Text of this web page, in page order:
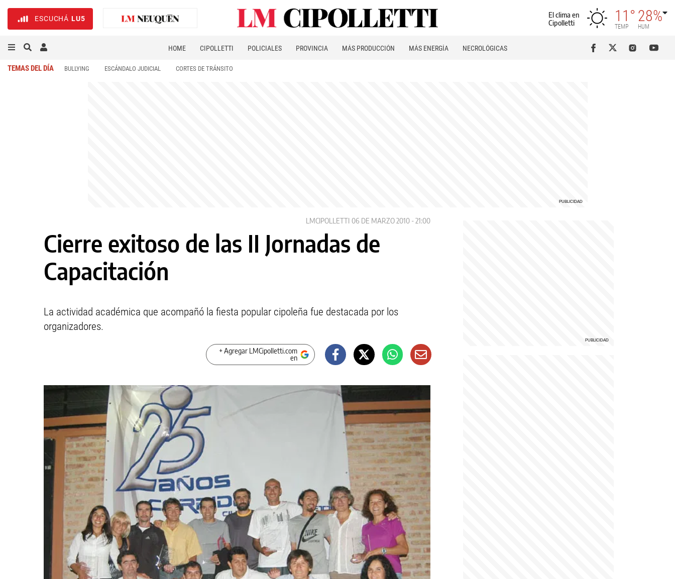
ESCUCHÁ LU5
El clima en
Cipolletti
11°
TEMP
28%
HUM
HOME CIPOLLETTI POLICIALES PROVINCIA MÁS PRODUCCIÓN MÁS ENERGÍA NECROLÓGICAS
TEMAS DEL DÍA BULLYING ESCÁNDALO JUDICIAL CORTES DE TRÁNSITO
LMCIPOLLETTI 06 DE MARZO 2010 - 21:00
Cierre exitoso de las II Jornadas de
Capacitación
La actividad académica que acompañó la fiesta popular cipoleña fue destacada por los
organizadores.
+ Agregar LMCipolletti.com
en